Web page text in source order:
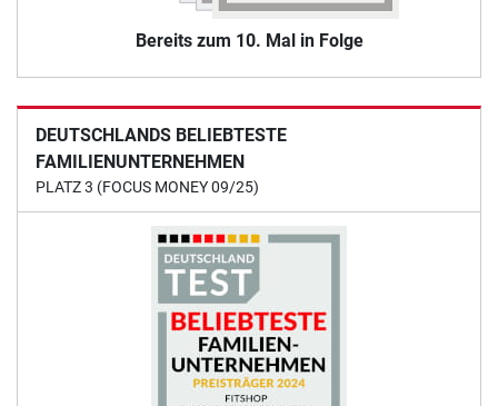
Bereits zum 10. Mal in Folge
DEUTSCHLANDS BELIEBTESTE
FAMILIENUNTERNEHMEN
PLATZ 3 (FOCUS MONEY 09/25)